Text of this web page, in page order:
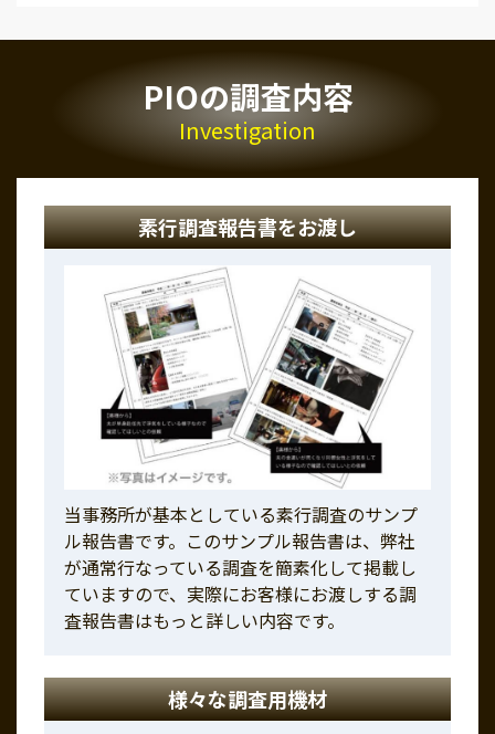
PIOの調査内容
Investigation
素行調査報告書をお渡し
当事務所が基本としている素行調査のサンプ
ル報告書です。このサンプル報告書は、弊社
が通常行なっている調査を簡素化して掲載し
ていますので、実際にお客様にお渡しする調
査報告書はもっと詳しい内容です。
様々な調査用機材